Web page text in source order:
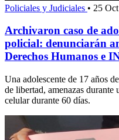
Policiales y Judiciales • 25
Archivaron caso de
policial: denunciarán
Derechos Humanos e
Una adolescente de 17 años
de libertad, amenazas
celular durante 60 días.